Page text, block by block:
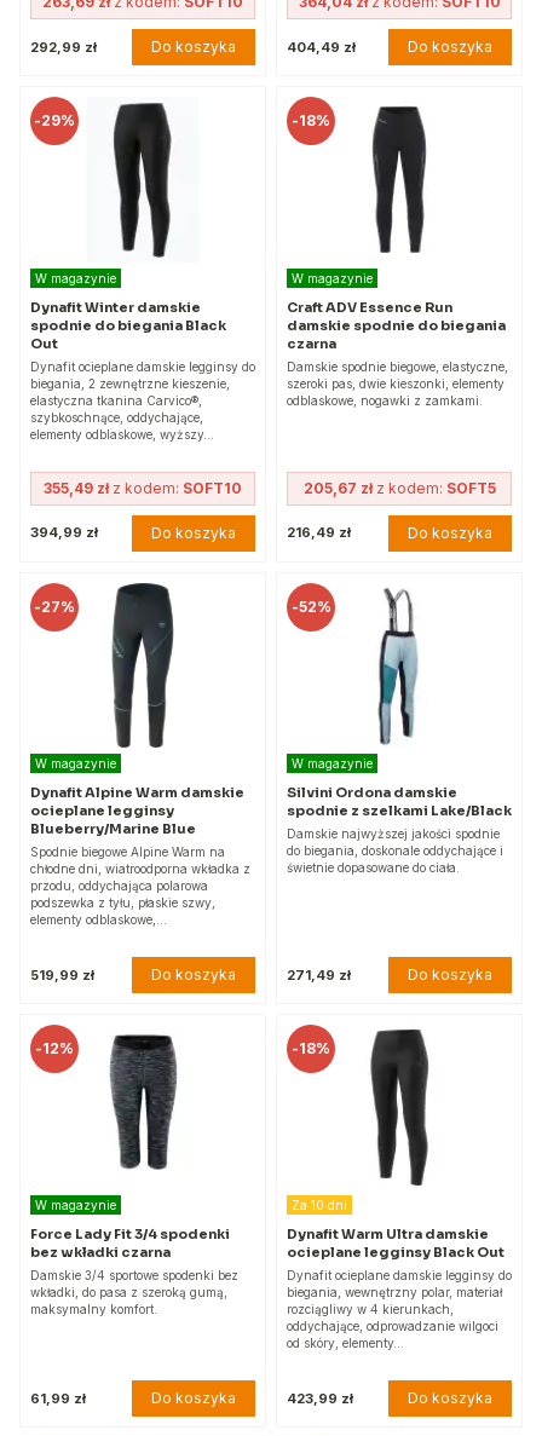
292,99 zł Do koszyka 404,49 zł Do koszyka
-29%
W magazynie
Dynafit Winter damskie
spodnie do biegania Black
Out
Dynafit ocieplane damskie legginsy do
biegania, 2 zewnętrzne kieszenie,
elastyczna tkanina Carvico®,
szybkoschnące, oddychające,
elementy odblaskowe, wyższy…
355,49 złz kodem: SOFT10
394,99 zł Do koszyka
-18%
W magazynie
Craft ADV Essence Run
damskie spodnie do biegania
czarna
Damskie spodnie biegowe, elastyczne,
szeroki pas, dwie kieszonki, elementy
odblaskowe, nogawki z zamkami.
205,67 złz kodem: SOFT5
216,49 zł Do koszyka
-27%
W magazynie
Dynafit Alpine Warm damskie
ocieplane legginsy
Blueberry/Marine Blue
Spodnie biegowe Alpine Warm na
chłodne dni, wiatroodporna wkładka z
przodu, oddychająca polarowa
podszewka z tyłu, płaskie szwy,
elementy odblaskowe,…
519,99 zł Do koszyka
-52%
W magazynie
Silvini Ordona damskie
spodnie z szelkami Lake/Black
Damskie najwyższej jakości spodnie
do biegania, doskonale oddychające i
świetnie dopasowane do ciała.
271,49 zł Do koszyka
-12%
W magazynie
Force Lady Fit 3/4 spodenki
bez wkładki czarna
Damskie 3/4 sportowe spodenki bez
wkładki, do pasa z szeroką gumą,
maksymalny komfort.
61,99 zł Do koszyka
-18%
Za 10 dni
Dynafit Warm Ultra damskie
ocieplane legginsy Black Out
Dynafit ocieplane damskie legginsy do
biegania, wewnętrzny polar, materiał
rozciągliwy w 4 kierunkach,
oddychające, odprowadzanie wilgoci
od skóry, elementy…
423,99 zł Do koszyka